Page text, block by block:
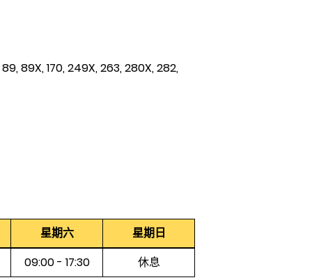
89X, 170, 249X, 263, 280X, 282,
星期六
星期日
09:00 - 17:30
休息